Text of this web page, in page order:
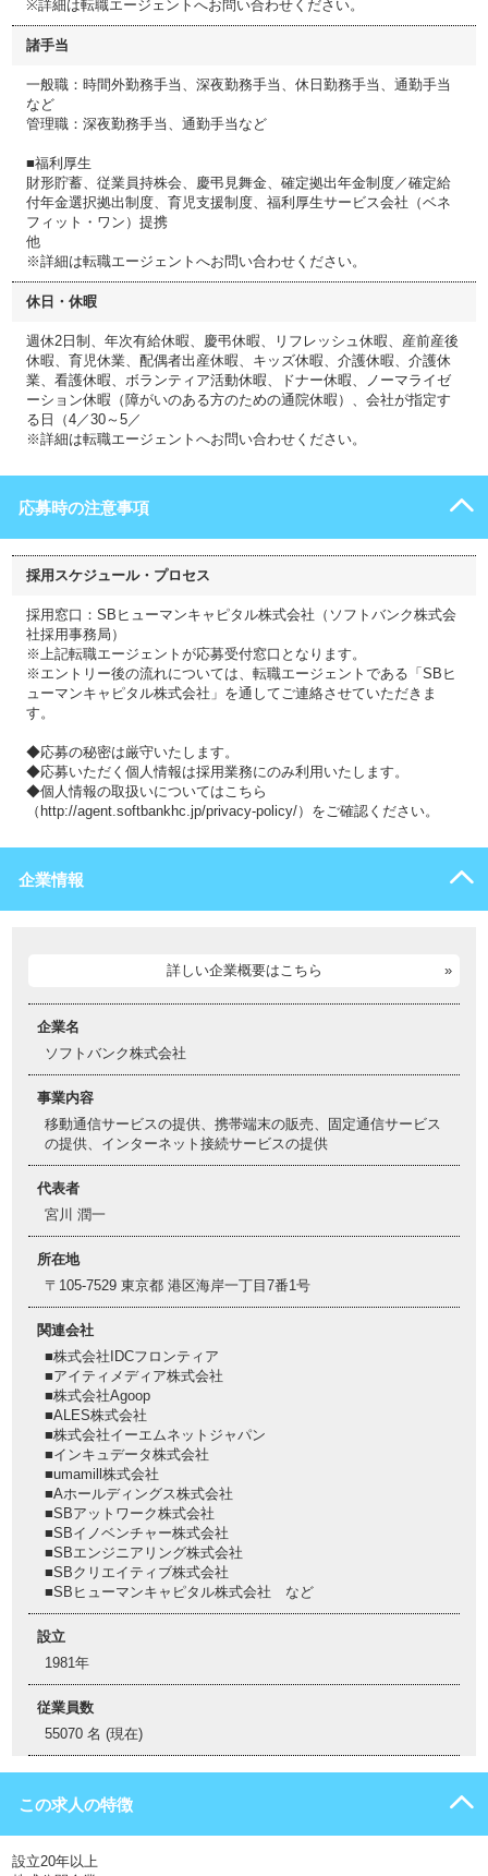
※詳細は転職エージェントへお問い合わせください。
諸手当
一般職：時間外勤務手当、深夜勤務手当、休日勤務手当、通勤手当
など
管理職：深夜勤務手当、通勤手当など
■福利厚生
財形貯蓄、従業員持株会、慶弔見舞金、確定拠出年金制度／確定給
付年金選択拠出制度、育児支援制度、福利厚生サービス会社（ベネ
フィット・ワン）提携
他
※詳細は転職エージェントへお問い合わせください。
休日・休暇
週休2日制、年次有給休暇、慶弔休暇、リフレッシュ休暇、産前産後
休暇、育児休業、配偶者出産休暇、キッズ休暇、介護休暇、介護休
業、看護休暇、ボランティア活動休暇、ドナー休暇、ノーマライゼ
ーション休暇（障がいのある方のための通院休暇）、会社が指定す
る日（4／30～5／
※詳細は転職エージェントへお問い合わせください。
応募時の注意事項
採用スケジュール・プロセス
採用窓口：SBヒューマンキャピタル株式会社（ソフトバンク株式会
社採用事務局）
※上記転職エージェントが応募受付窓口となります。
※エントリー後の流れについては、転職エージェントである「SBヒ
ューマンキャピタル株式会社」を通してご連絡させていただきま
す。
◆応募の秘密は厳守いたします。
◆応募いただく個人情報は採用業務にのみ利用いたします。
◆個人情報の取扱いについてはこちら
（http://agent.softbankhc.jp/privacy-policy/）をご確認ください。
企業情報
詳しい企業概要はこちら
企業名
ソフトバンク株式会社
事業内容
移動通信サービスの提供、携帯端末の販売、固定通信サービス
の提供、インターネット接続サービスの提供
代表者
宮川 潤一
所在地
〒105-7529 東京都 港区海岸一丁目7番1号
関連会社
■株式会社IDCフロンティア
■アイティメディア株式会社
■株式会社Agoop
■ALES株式会社
■株式会社イーエムネットジャパン
■インキュデータ株式会社
■umamill株式会社
■Aホールディングス株式会社
■SBアットワーク株式会社
■SBイノベンチャー株式会社
■SBエンジニアリング株式会社
■SBクリエイティブ株式会社
■SBヒューマンキャピタル株式会社 など
設立
1981年
従業員数
55070 名 (現在)
この求人の特徴
設立20年以上